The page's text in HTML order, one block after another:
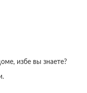
избе вы знаете?